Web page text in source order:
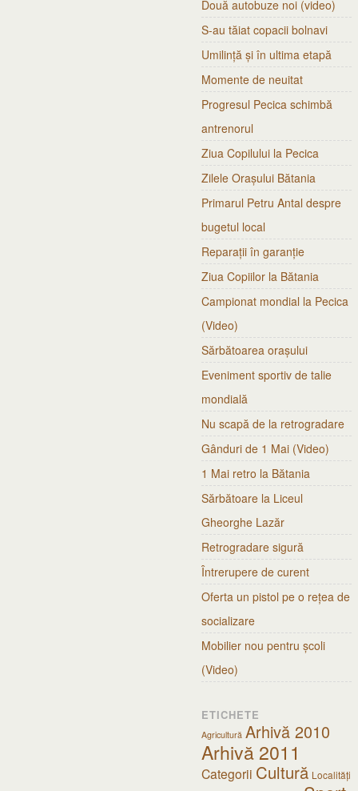
Două autobuze noi (video)
S-au tăiat copacii bolnavi
Umilință și în ultima etapă
Momente de neuitat
Progresul Pecica schimbă
antrenorul
Ziua Copilului la Pecica
Zilele Orașului Bătania
Primarul Petru Antal despre
bugetul local
Reparații în garanție
Ziua Copiilor la Bătania
Campionat mondial la Pecica
(Video)
Sărbătoarea orașului
Eveniment sportiv de talie
mondială
Nu scapă de la retrogradare
Gânduri de 1 Mai (Video)
1 Mai retro la Bătania
Sărbătoare la Liceul
Gheorghe Lazăr
Retrogradare sigură
Întrerupere de curent
Oferta un pistol pe o rețea de
socializare
Mobilier nou pentru școli
(Video)
ETICHETE
Agricultură Arhivă 2010
Arhivă 2011
Categorii Cultură Localități